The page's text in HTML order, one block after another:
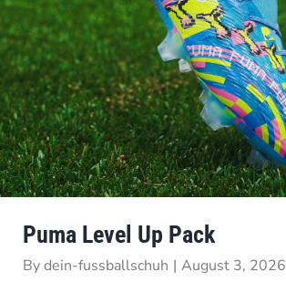
Puma Level Up Pack
Bydein-fussballschuh | August 3, 2026